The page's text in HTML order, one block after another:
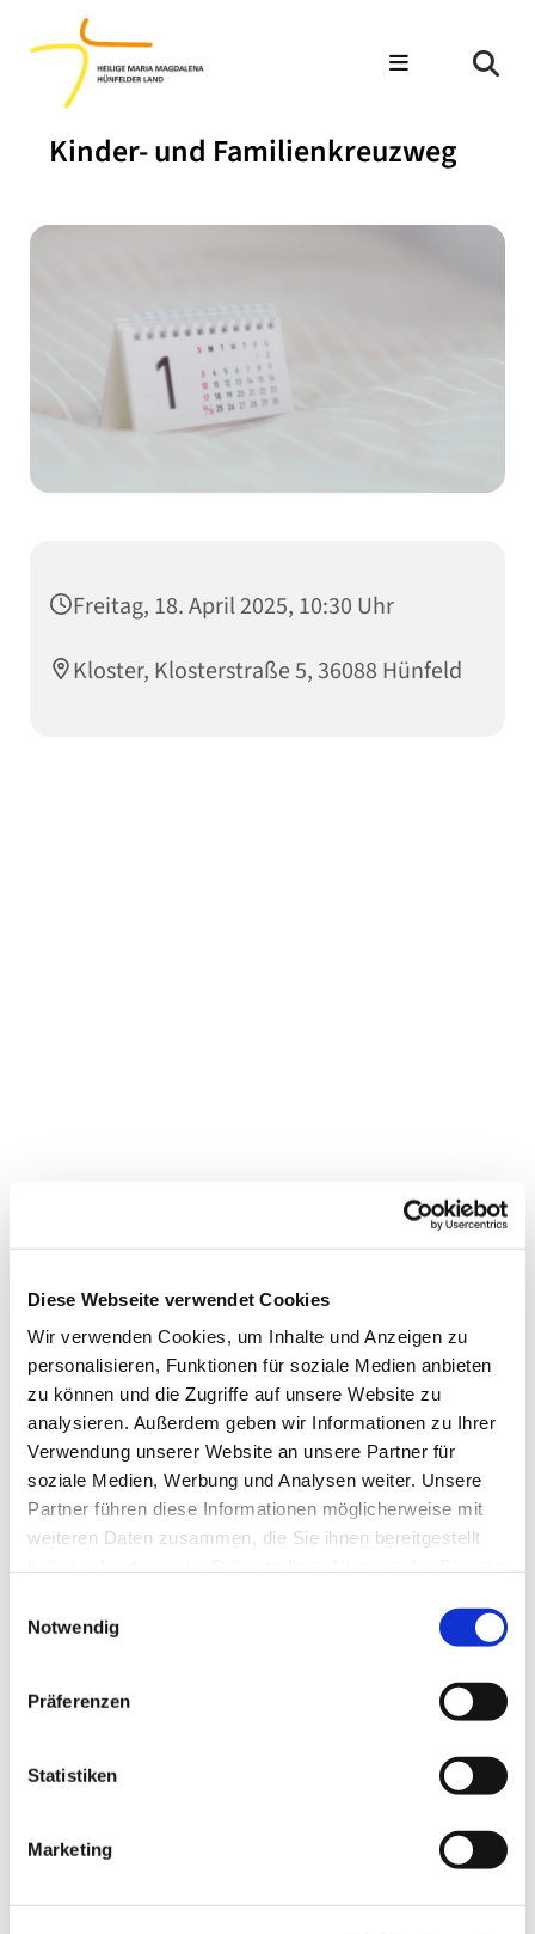
Diese Webseite verwendet Cookies
Wir verwenden Cookies, um Inhalte und Anzeigen zu
personalisieren, Funktionen für soziale Medien anbieten
zu können und die Zugriffe auf unsere Website zu
analysieren. Außerdem geben wir Informationen zu Ihrer
Verwendung unserer Website an unsere Partner für
soziale Medien, Werbung und Analysen weiter. Unsere
Partner führen diese Informationen möglicherweise mit
weiteren Daten zusammen, die Sie ihnen bereitgestellt
Notwendig
Präferenzen
Statistiken
Marketing
Kinder- und Familienkreuzweg
Freitag, 18. April 2025, 10:30 Uhr
Kloster, Klosterstraße 5, 36088 Hünfeld
interessieren